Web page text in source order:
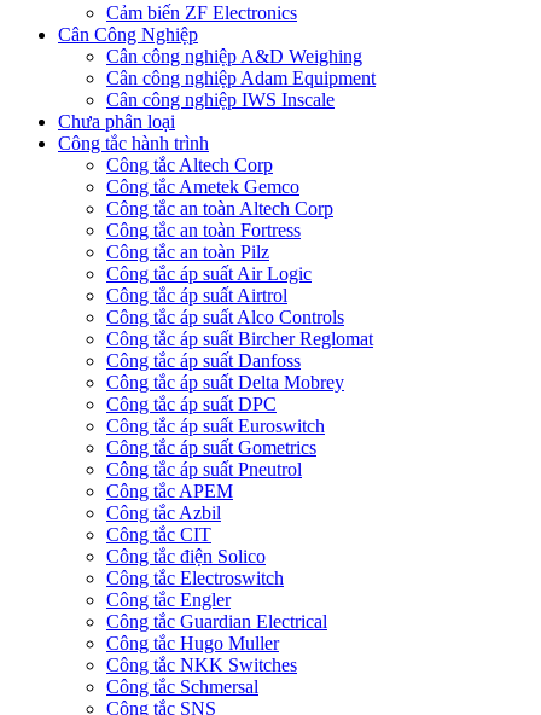
Cảm biến ZF Electronics
Cân Công Nghiệp
Cân công nghiệp A&D Weighing
Cân công nghiệp Adam Equipment
Cân công nghiệp IWS Inscale
Chưa phân loại
Công tắc hành trình
Công tắc Altech Corp
Công tắc Ametek Gemco
Công tắc an toàn Altech Corp
Công tắc an toàn Fortress
Công tắc an toàn Pilz
Công tắc áp suất Air Logic
Công tắc áp suất Airtrol
Công tắc áp suất Alco Controls
Công tắc áp suất Bircher Reglomat
Công tắc áp suất Danfoss
Công tắc áp suất Delta Mobrey
Công tắc áp suất DPC
Công tắc áp suất Euroswitch
Công tắc áp suất Gometrics
Công tắc áp suất Pneutrol
Công tắc APEM
Công tắc Azbil
Công tắc CIT
Công tắc điện Solico
Công tắc Electroswitch
Công tắc Engler
Công tắc Guardian Electrical
Công tắc Hugo Muller
Công tắc NKK Switches
Công tắc Schmersal
Công tắc SNS